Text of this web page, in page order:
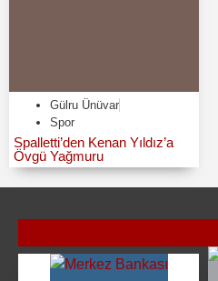
Gülru Ünüvar
Spor
Spalletti’den Kenan Yıldız’a
Övgü Yağmuru